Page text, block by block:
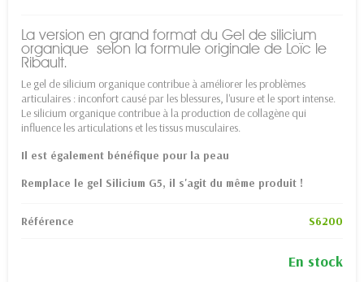
La version en grand format du Gel de silicium
organique selon la formule originale de Loïc le
Ribault.
Le gel de silicium organique contribue à améliorer les problèmes
articulaires : inconfort causé par les blessures, l'usure et le sport intense.
Le silicium organique contribue à la production de collagène qui
influence les articulations et les tissus musculaires.
Il est également bénéfique pour la peau
Remplace le gel Silicium G5, il s'agit du même produit !
Référence S6200
En stock